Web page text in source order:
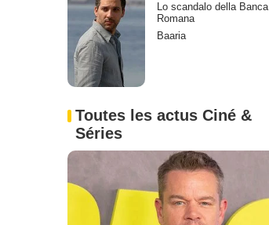
Lo scandalo della Banca
Romana
Baaria
Toutes les actus Ciné &
Séries